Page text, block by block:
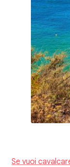
Se vuoi